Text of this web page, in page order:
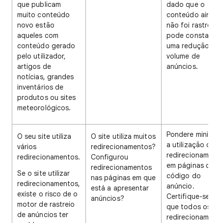
que publicam
muito conteúdo
novo estão
aqueles com
conteúdo gerado
pelo utilizador,
artigos de
notícias, grandes
inventários de
produtos ou sites
meteorológicos.
dado que o
conteúdo ainda
não foi
pode constatar
uma redução no
volume de
anúncios.
O seu site utiliza
vários
redirecionamentos.
Se o site utilizar
redirecionamentos,
existe o risco de o
motor de rastreio
de anúncios ter
O site utiliza muitos
redirecionamentos?
Configurou
redirecionamentos
nas páginas em que
está a apresentar
anúncios?
Pondere
a utilização de
em páginas com
código do
anúncio.
Certifique-se de
que todos os